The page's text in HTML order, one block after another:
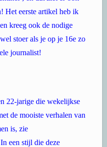
Het eerste artikel heb ik
kreeg ook de nodige
stoer als je op je 16e zo
journalist!
22-jarige die wekelijkse
de mooiste verhalen van
is, zie
In een stijl die deze